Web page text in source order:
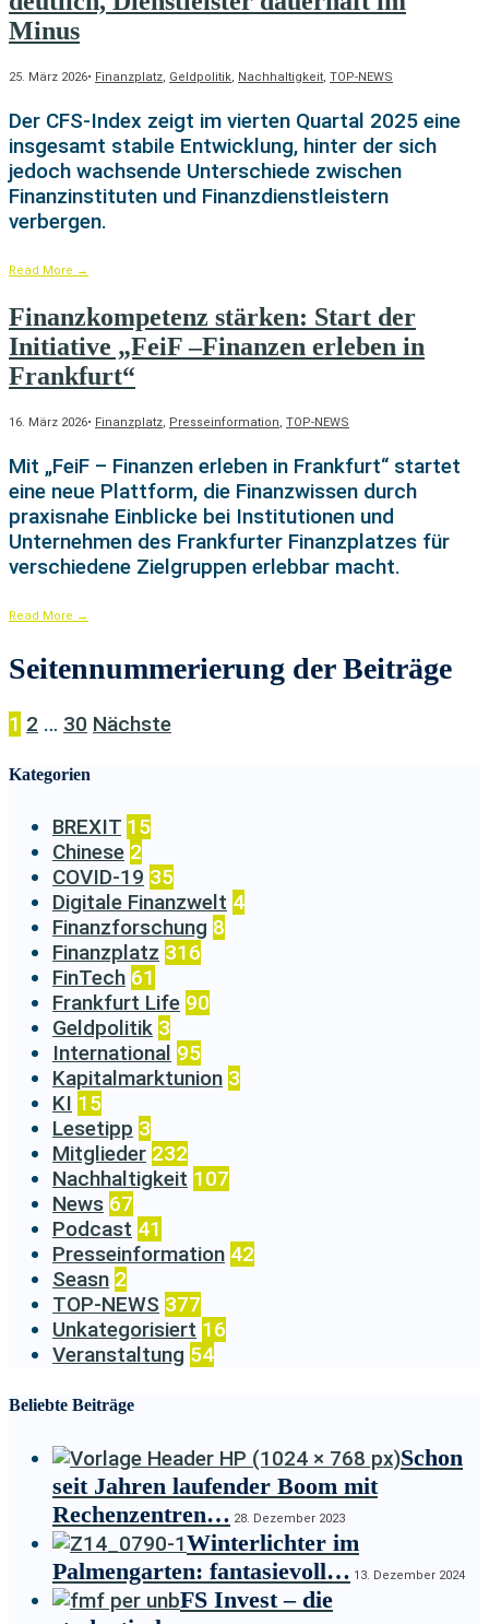
Minus
25. März 2026• Finanzplatz, Geldpolitik, Nachhaltigkeit, TOP-NEWS
Der CFS-Index zeigt im vierten Quartal 2025 eine
insgesamt stabile Entwicklung, hinter der sich
jedoch wachsende Unterschiede zwischen
Finanzinstituten und Finanzdienstleistern
verbergen.
Read More →
Finanzkompetenz stärken: Start der
Initiative „FeiF –Finanzen erleben in
Frankfurt“
16. März 2026• Finanzplatz Presseinformation TOP-NEWS
Mit „FeiF – Finanzen erleben in Frankfurt“ startet
eine neue Plattform, die Finanzwissen durch
praxisnahe Einblicke bei Institutionen und
Unternehmen des Frankfurter Finanzplatzes für
verschiedene Zielgruppen erlebbar macht.
Read More →
Seitennummerierung der Beiträge
1 2 … 30 Nächste
Kategorien
BREXIT 15
Chinese 2
COVID-19 35
Digitale Finanzwelt 4
Finanzforschung 8
Finanzplatz 316
FinTech 61
Frankfurt Life 90
Geldpolitik 3
International 95
Kapitalmarktunion 3
KI 15
Lesetipp 3
Mitglieder 232
Nachhaltigkeit 107
News 67
Podcast 41
Presseinformation 42
Seasn 2
TOP-NEWS 377
Unkategorisiert 16
Veranstaltung 54
Beliebte Beiträge
Schon
seit Jahren laufender Boom mit
Rechenzentren… 28. Dezember 2023
Winterlichter im
Palmengarten: fantasievoll… 13. Dezember 2024
FS Invest – die